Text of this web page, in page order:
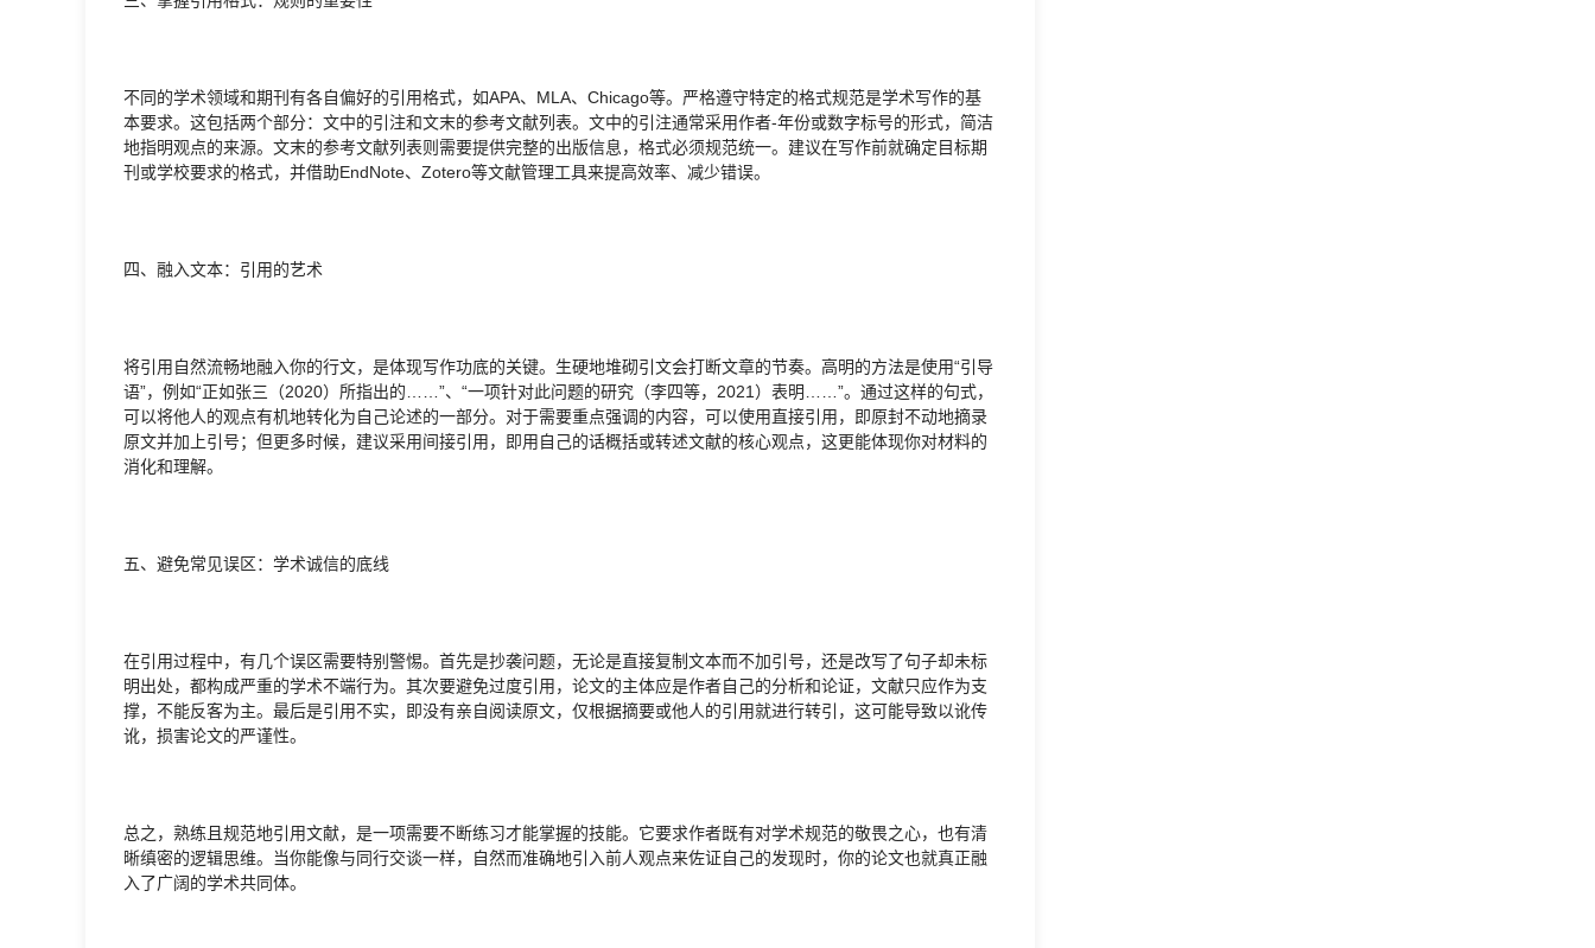
不同的学术领域和期刊有各自偏好的引用格式，如APA、MLA、Chicago等。严格遵守特定的格式规范是学术写作的基
本要求。这包括两个部分：文中的引注和文末的参考文献列表。文中的引注通常采用作者-年份或数字标号的形式，简洁
地指明观点的来源。文末的参考文献列表则需要提供完整的出版信息，格式必须规范统一。建议在写作前就确定目标期
刊或学校要求的格式，并借助EndNote、Zotero等文献管理工具来提高效率、减少错误。
四、融入文本：引用的艺术
将引用自然流畅地融入你的行文，是体现写作功底的关键。生硬地堆砌引文会打断文章的节奏。高明的方法是使用“引导
语”，例如“正如张三（2020）所指出的……”、“一项针对此问题的研究（李四等，2021）表明……”。通过这样的句式，
可以将他人的观点有机地转化为自己论述的一部分。对于需要重点强调的内容，可以使用直接引用，即原封不动地摘录
原文并加上引号；但更多时候，建议采用间接引用，即用自己的话概括或转述文献的核心观点，这更能体现你对材料的
消化和理解。
五、避免常见误区：学术诚信的底线
在引用过程中，有几个误区需要特别警惕。首先是抄袭问题，无论是直接复制文本而不加引号，还是改写了句子却未标
明出处，都构成严重的学术不端行为。其次要避免过度引用，论文的主体应是作者自己的分析和论证，文献只应作为支
撑，不能反客为主。最后是引用不实，即没有亲自阅读原文，仅根据摘要或他人的引用就进行转引，这可能导致以讹传
讹，损害论文的严谨性。
总之，熟练且规范地引用文献，是一项需要不断练习才能掌握的技能。它要求作者既有对学术规范的敬畏之心，也有清
晰缜密的逻辑思维。当你能像与同行交谈一样，自然而准确地引入前人观点来佐证自己的发现时，你的论文也就真正融
入了广阔的学术共同体。